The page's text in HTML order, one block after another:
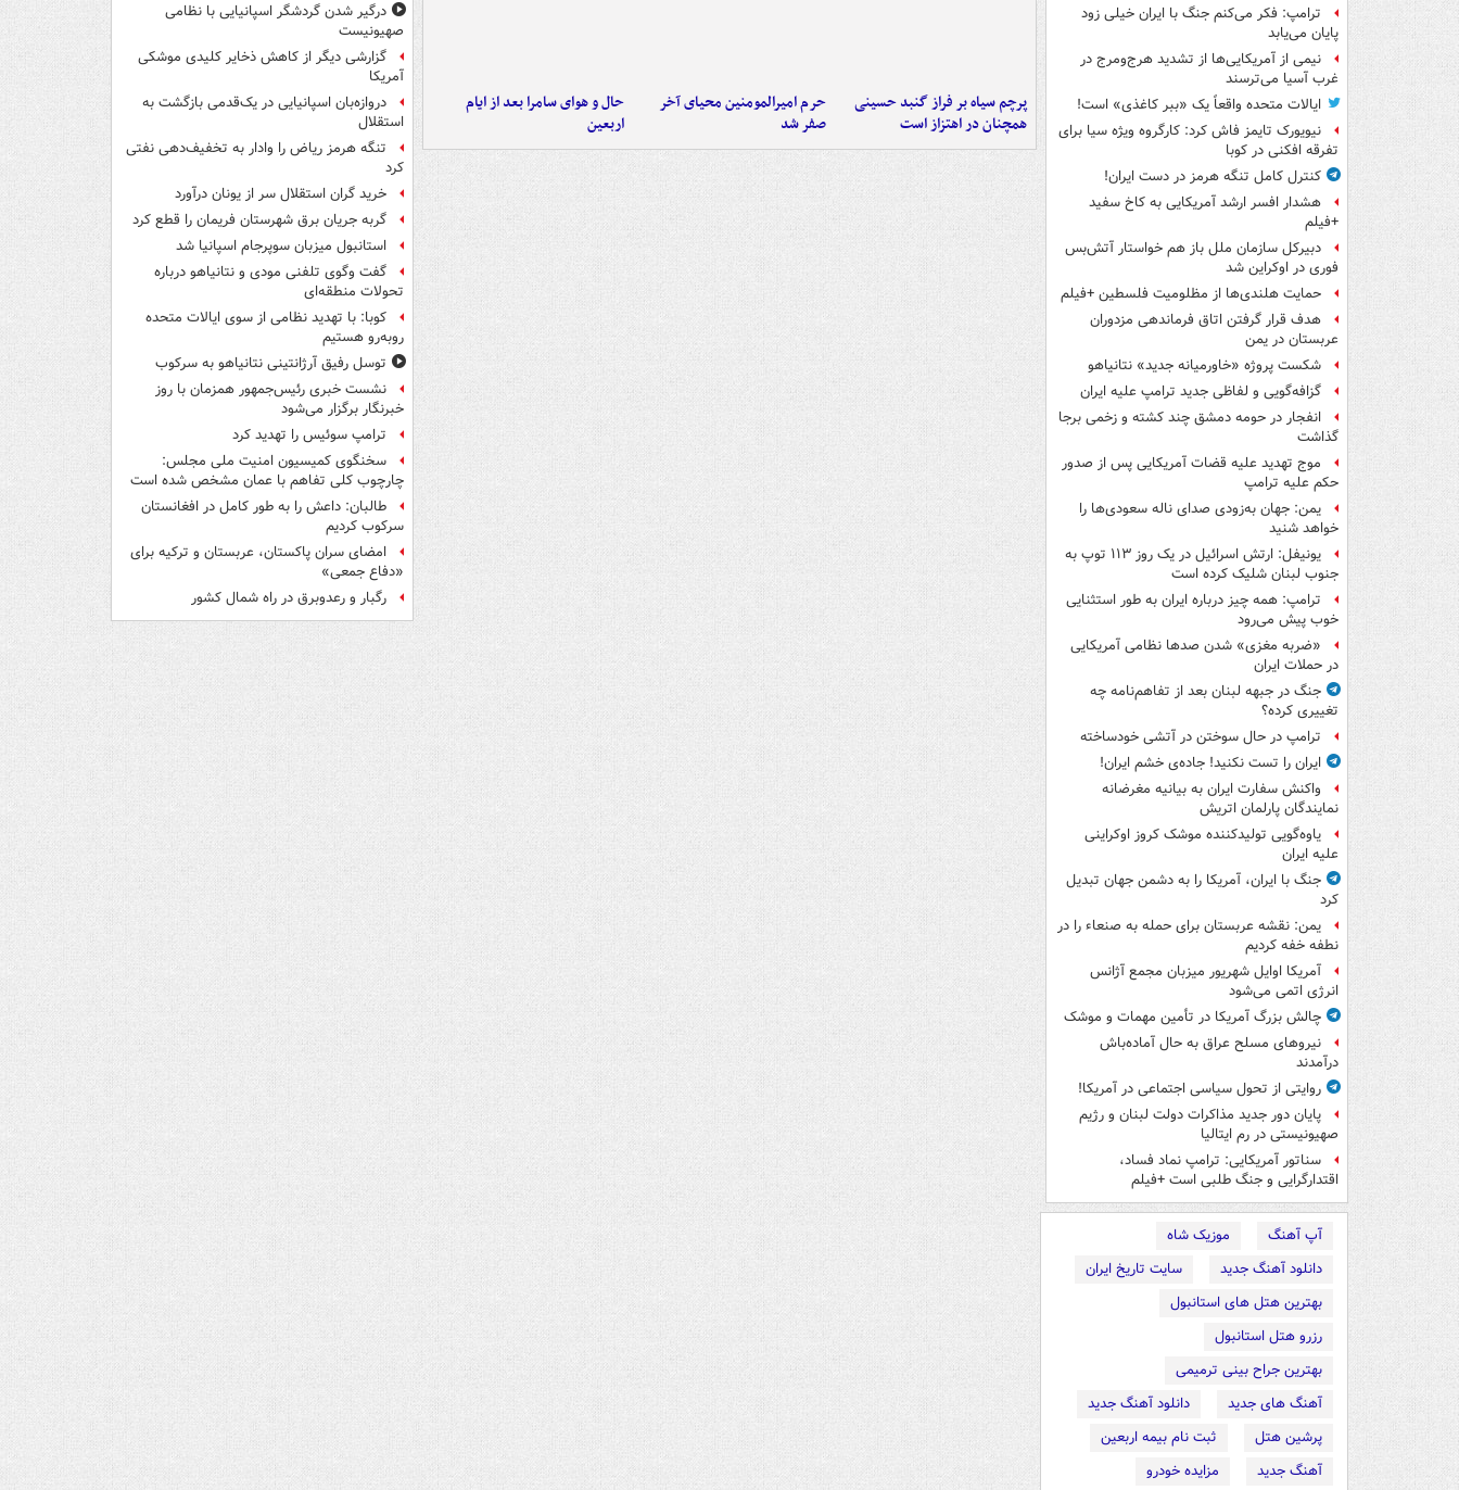
ترامپ: فکر می‌کنم جنگ با ایران خیلی زود
پایان می‌یابد
نیمی از آمریکایی‌ها از تشدید هرج‌ومرج در
غرب آسیا می‌ترسند
ایالات متحده واقعاً یک «ببر کاغذی» است!
نیویورک تایمز فاش کرد: کارگروه ویژه سیا برای
تفرقه افکنی در کوبا
کنترل کامل تنگه هرمز در دست ایران!
هشدار افسر ارشد آمریکایی به کاخ سفید
+فیلم
دبیرکل سازمان ملل باز هم خواستار آتش‌بس
فوری در اوکراین شد
حمایت هلندی‌ها از مظلومیت فلسطین +فیلم
هدف قرار گرفتن اتاق‌ فرماندهی مزدوران
عربستان در یمن
شکست پروژه «خاورمیانه جدید» نتانیاهو
گزافه‌گویی و لفاظی جدید ترامپ علیه ایران
انفجار در حومه دمشق چند کشته و زخمی برجا
گذاشت
موج تهدید علیه قضات آمریکایی پس از صدور
حکم علیه ترامپ
یمن: جهان به‌زودی صدای ناله سعودی‌ها را
خواهد شنید
یونیفل: ارتش اسرائیل در یک روز ۱۱۳ توپ به
جنوب لبنان شلیک کرده است
ترامپ: همه چیز درباره ایران به طور استثنایی
خوب پیش می‌رود
«ضربه مغزی» شدن صدها نظامی آمریکایی
در حملات ایران
جنگ در جبهه لبنان بعد از تفاهم‌نامه چه
تغییری کرده؟
ترامپ در حال سوختن در آتشی خودساخته
ایران را تست نکنید! جاده‌ی خشم ایران!
واکنش سفارت ایران به بیانیه مغرضانه
نمایندگان پارلمان اتریش
یاوه‌گویی تولیدکننده موشک کروز اوکراینی
علیه ایران
جنگ با ایران، آمریکا را به دشمن جهان تبدیل
کرد
یمن: نقشه عربستان برای حمله به صنعاء را در
نطفه خفه کردیم
آمریکا اوایل شهریور میزبان مجمع آژانس
انرژی اتمی می‌شود
چالش بزرگ آمریکا در تأمین مهمات و موشک
نیروهای مسلح عراق به حال آماده‌باش
درآمدند
روایتی از تحول سیاسی اجتماعی در آمریکا!
پایان دور جدید مذاکرات دولت لبنان و رژیم
صهیونیستی در رم ایتالیا
سناتور آمریکایی: ترامپ نماد فساد،
اقتدارگرایی و جنگ طلبی است +فیلم
آپ آهنگ
موزیک شاه
دانلود آهنگ جدید
سایت تاریخ ایران
بهترین هتل های استانبول
رزرو هتل استانبول
بهترین جراح بینی ترمیمی
آهنگ های جدید
دانلود آهنگ جدید
پرشین هتل
ثبت نام بیمه اربعین
آهنگ جدید
مزایده خودرو
پرچم سیاه بر فراز گنبد حسینی
همچنان در اهتزاز است
حرم امیرالمومنین محیای آخر
صفر شد
حال و هوای سامرا بعد از ایام
اربعین
درگیر شدن گردشگر اسپانیایی با نظامی
صهیونیست
گزارشی دیگر از کاهش ذخایر کلیدی موشکی
آمریکا
دروازه‌بان اسپانیایی در یک‌قدمی بازگشت به
استقلال
تنگه هرمز ریاض را وادار به تخفیف‌دهی نفتی
کرد
خرید گران استقلال سر از یونان درآورد
گربه جریان برق شهرستان فریمان را قطع کرد
استانبول میزبان سوپرجام اسپانیا شد
گفت وگوی تلفنی مودی و نتانیاهو درباره
تحولات منطقه‌ای
کوبا: با تهدید نظامی از سوی ایالات متحده
روبه‌رو هستیم
توسل رفیق آرژانتینی نتانیاهو به سرکوب
نشست خبری رئیس‌جمهور همزمان با روز
خبرنگار برگزار می‌شود
ترامپ سوئیس را تهدید کرد
سخنگوی کمیسیون امنیت ملی مجلس:
چارچوب کلی تفاهم با عمان مشخص شده است
طالبان: داعش را به طور کامل در افغانستان
سرکوب کردیم
امضای سران پاکستان، عربستان و ترکیه برای
«دفاع جمعی»
رگبار و رعدوبرق در راه شمال کشور